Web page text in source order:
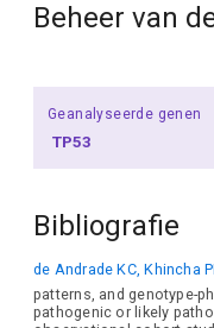
Beheer van
Geanalyseerde genen
TP53
Bibliografie
de Andrade KC, Khincha
patterns, and genotype-
pathogenic or likely